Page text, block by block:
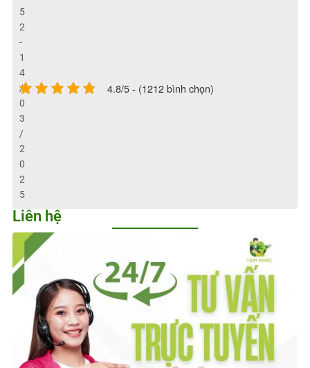
5
2
-
1
4
/
0
3
/
2
0
2
5
4.8/5 - (1212 bình chọn)
Liên hệ